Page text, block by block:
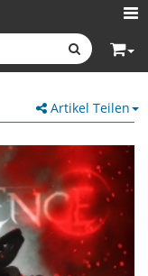
Artikel Teilen